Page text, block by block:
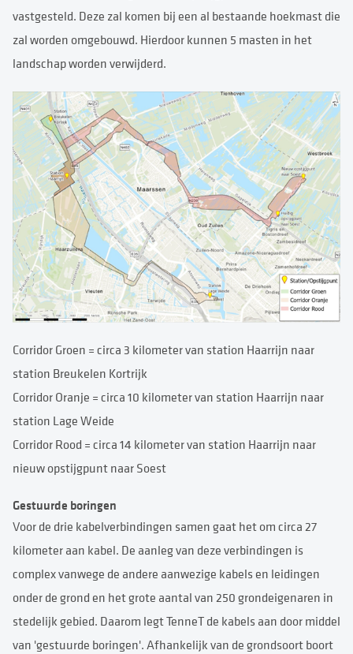
vastgesteld. Deze zal komen bij een al bestaande hoekmast die
zal worden omgebouwd. Hierdoor kunnen 5 masten in het
landschap worden verwijderd.
Corridor Groen = circa 3 kilometer van station Haarrijn naar
station Breukelen Kortrijk
Corridor Oranje = circa 10 kilometer van station Haarrijn naar
station Lage Weide
Corridor Rood = circa 14 kilometer van station Haarrijn naar
nieuw opstijgpunt naar Soest
Gestuurde boringen
Voor de drie kabelverbindingen samen gaat het om circa 27
kilometer aan kabel. De aanleg van deze verbindingen is
complex vanwege de andere aanwezige kabels en leidingen
onder de grond en het grote aantal van 250 grondeigenaren in
stedelijk gebied. Daarom legt TenneT de kabels aan door middel
van 'gestuurde boringen'. Afhankelijk van de grondsoort boort